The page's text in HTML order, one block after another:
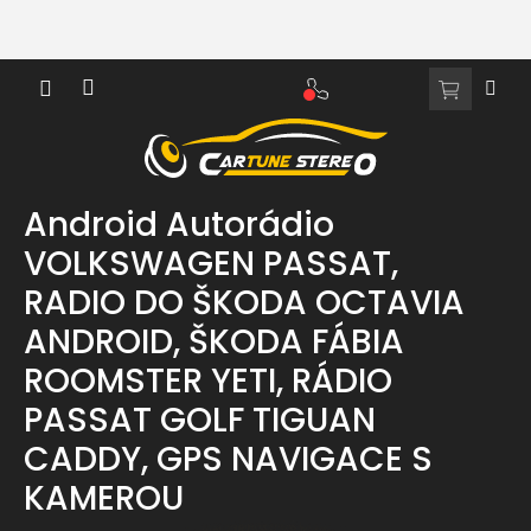
obsah
NÁKUPNÍ
Android Autorádio
VOLKSWAGEN PASSAT,
RADIO DO ŠKODA OCTAVIA
ANDROID, ŠKODA FÁBIA
ROOMSTER YETI, RÁDIO
PASSAT GOLF TIGUAN
CADDY, GPS NAVIGACE S
KAMEROU